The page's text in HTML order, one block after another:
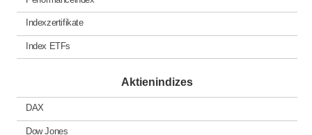
Indexzertifikate
Index ETFs
Aktienindizes
DAX
Dow Jones